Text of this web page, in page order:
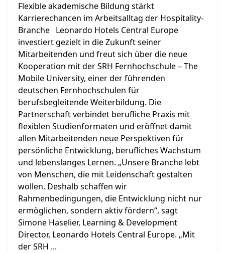
Flexible akademische Bildung stärkt
Karrierechancen im Arbeitsalltag der Hospitality-
Branche Leonardo Hotels Central Europe
investiert gezielt in die Zukunft seiner
Mitarbeitenden und freut sich über die neue
Kooperation mit der SRH Fernhochschule – The
Mobile University, einer der führenden
deutschen Fernhochschulen für
berufsbegleitende Weiterbildung. Die
Partnerschaft verbindet berufliche Praxis mit
flexiblen Studienformaten und eröffnet damit
allen Mitarbeitenden neue Perspektiven für
persönliche Entwicklung, berufliches Wachstum
und lebenslanges Lernen. „Unsere Branche lebt
von Menschen, die mit Leidenschaft gestalten
wollen. Deshalb schaffen wir
Rahmenbedingungen, die Entwicklung nicht nur
ermöglichen, sondern aktiv fördern“, sagt
Simone Haselier, Learning & Development
Director, Leonardo Hotels Central Europe. „Mit
der SRH ...